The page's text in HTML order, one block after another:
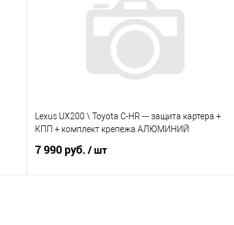
Купить в 1 клик
Сравнение
Под заказ
Lexus UX200 \ Toyota C-HR --- защита картера +
КПП + комплект крепежа АЛЮМИНИЙ
7 990 руб. / шт